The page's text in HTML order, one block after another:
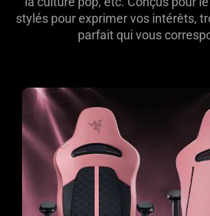
stylés pour exprimer vos intérêts,
parfait qui vous
learn
more
-
razer
enki
blackpink